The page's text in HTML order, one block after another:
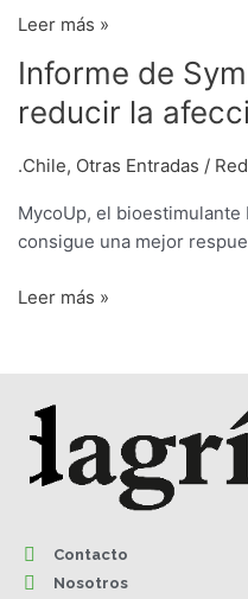
Leer más »
Informe de
reducir la
.Chile, Otras Entradas /
MycoUp, el
consigue una mejor
Informe
Symborg
reducir
el
del
puede
reducir
la
afección
por
de
Madera
Leer más »
Contacto
Nosotros